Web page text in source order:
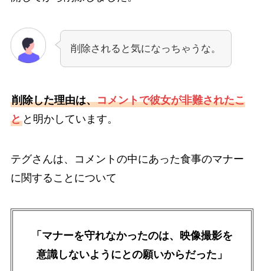
削除されると気になっちゃうな。
削除した理由は、コメントで彼女が非難されたこ
とと明かしています。
テグさんは、コメントの中にあった食事のマナー
に関することについて
「マナーを守れなかったのは、映像撮影を
意識しないようにとの願いからだった」